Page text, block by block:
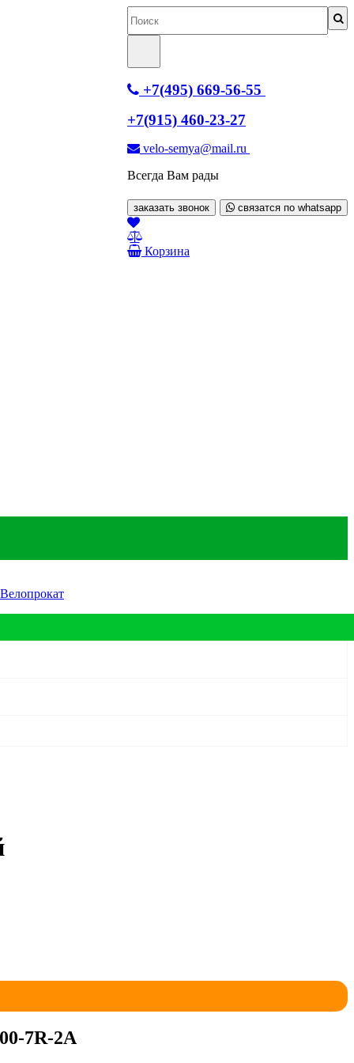
+7(495) 669-56-55
+7(915) 460-23-27
velo-semya@mail.ru
Всегда Вам рады
заказать звонок связатся по whatsapp
Корзина
Велопрокат
7R-2A